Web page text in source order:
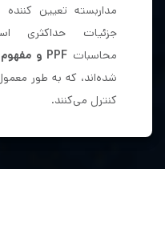
مداربسته تعیین
جزئیات حداکثری
محاسبات PPF و مفهوم DORI Distance
شده‌اند، که به طور
کنترل می‌کنند.